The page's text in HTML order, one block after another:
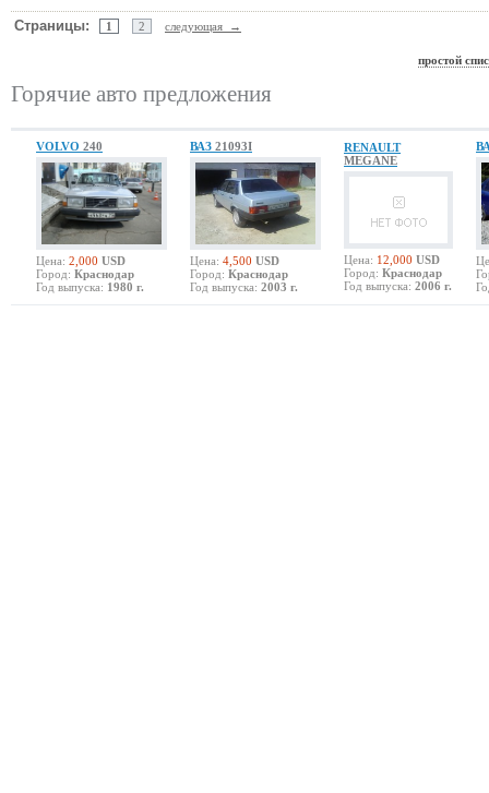
Страницы: 1 2 следующая →
простой
Горячие авто предложения
VOLVO 240
Цена: 2,000 USD
Город: Краснодар
Год выпуска: 1980 г.
ВАЗ 21093I
Цена: 4,500 USD
Город: Краснодар
Год выпуска: 2003 г.
RENAULT
MEGANE
Цена: 12,000 USD
Город: Краснодар
Год выпуска: 2006 г.